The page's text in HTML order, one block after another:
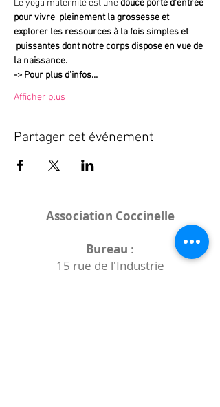
Le yoga maternité est une douce porte d'entrée
pour vivre  pleinement la grossesse et
explorer les ressources à la fois simples et
puissantes dont notre corps dispose en vue de
la naissance.
-> Pour plus d'infos…
Afficher plus
Partager cet événement
Association Coccinelle
Bureau :
15 rue de l'Industrie